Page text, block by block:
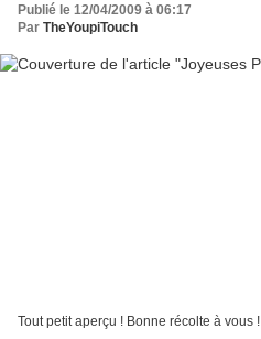
Publié le 12/04/2009 à 06:17
Par TheYoupiTouch
Tout petit aperçu ! Bonne récolte à vous !